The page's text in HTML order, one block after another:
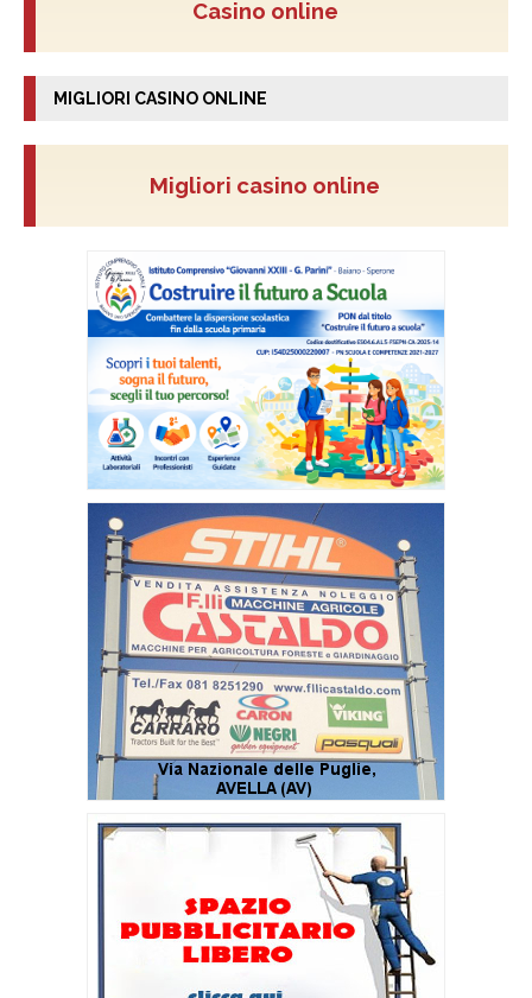
Casino online
MIGLIORI CASINO ONLINE
Migliori casino online